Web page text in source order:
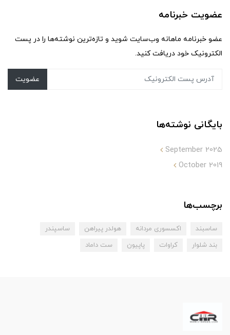
عضویت خبرنامه
عضو خبرنامه ماهانه وب‌سایت شوید و تازه‌ترین نوشته‌ها را در پست
الکترونیک خود دریافت کنید.
عضویت
بایگانی نوشته‌ها
September 2025
October 2019
برچسب‌ها
ساسبند اکسسوری مردانه هولدر پیراهن
ساسپندر
بند شلوار
کراوات پاپیون ست داماد